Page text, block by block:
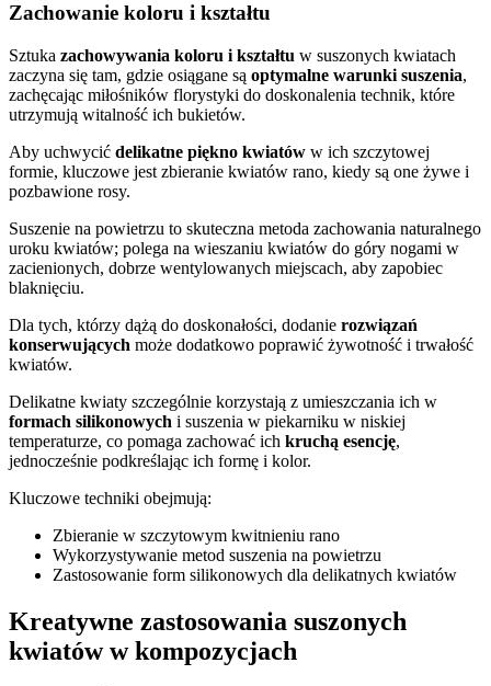
Zachowanie koloru i kształtu
Sztuka zachowywania koloru i kształtu w suszonych kwiatach
zaczyna się tam, gdzie osiągane są optymalne warunki suszenia,
zachęcając miłośników florystyki do doskonalenia technik, które
utrzymują witalność ich bukietów.
Aby uchwycić delikatne piękno kwiatów w ich szczytowej
formie, kluczowe jest zbieranie kwiatów rano, kiedy są one żywe i
pozbawione rosy.
Suszenie na powietrzu to skuteczna metoda zachowania naturalnego
uroku kwiatów; polega na wieszaniu kwiatów do góry nogami w
zacienionych, dobrze wentylowanych miejscach, aby zapobiec
blaknięciu.
Dla tych, którzy dążą do doskonałości, dodanie rozwiązań
konserwujących może dodatkowo poprawić żywotność i trwałość
kwiatów.
Delikatne kwiaty szczególnie korzystają z umieszczania ich w
formach silikonowych i suszenia w piekarniku w niskiej
temperaturze, co pomaga zachować ich kruchą esencję,
jednocześnie podkreślając ich formę i kolor.
Kluczowe techniki obejmują:
Zbieranie w szczytowym kwitnieniu rano
Wykorzystywanie metod suszenia na powietrzu
Zastosowanie form silikonowych dla delikatnych kwiatów
Kreatywne zastosowania suszonych
kwiatów w kompozycjach